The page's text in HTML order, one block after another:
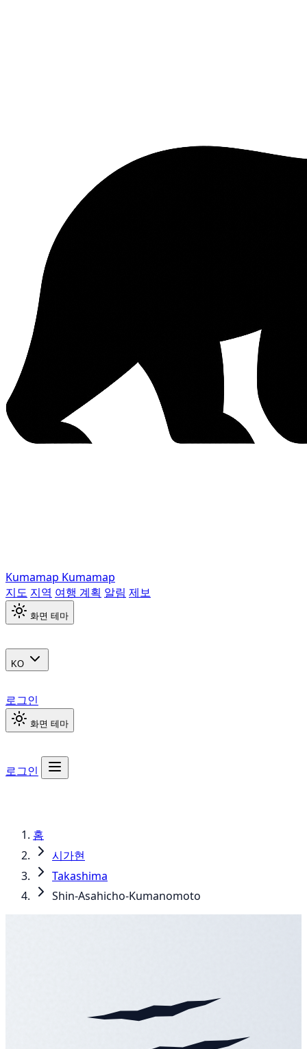
Kumamap Kumamap
지도 지역 여행 계획 알림 제보
화면 테마
KO
로그인
화면 테마
로그인
홈
시가현
Takashima
Shin-Asahicho-Kumanomoto